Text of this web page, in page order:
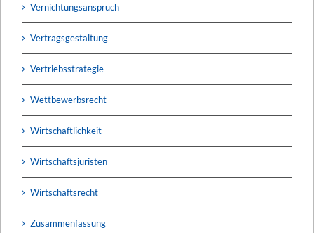
Vernichtungsanspruch
Vertragsgestaltung
Vertriebsstrategie
Wettbewerbsrecht
Wirtschaftlichkeit
Wirtschaftsjuristen
Wirtschaftsrecht
Zusammenfassung